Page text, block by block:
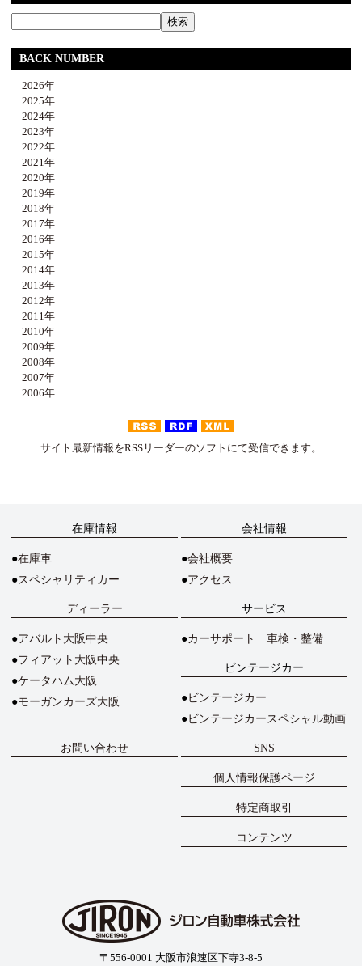
BACK NUMBER
2026年
2025年
2024年
2023年
2022年
2021年
2020年
2019年
2018年
2017年
2016年
2015年
2014年
2013年
2012年
2011年
2010年
2009年
2008年
2007年
2006年
サイト最新情報をRSSリーダーのソフトにて受信できます。
在庫情報
在庫車
スペシャリティカー
会社情報
会社概要
アクセス
ディーラー
アバルト大阪中央
フィアット大阪中央
ケータハム大阪
モーガンカーズ大阪
サービス
カーサポート 車検・整備
ビンテージカー
ビンテージカー
ビンテージカースペシャル動画
お問い合わせ SNS
個人情報保護ページ
特定商取引
コンテンツ
〒556-0001 大阪市浪速区下寺3-8-5